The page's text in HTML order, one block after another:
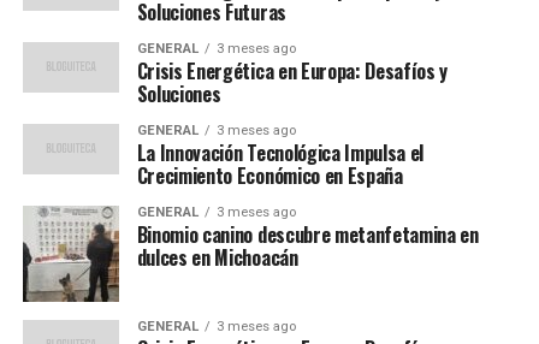
un plan más amplio para combatir el cambio climático y
cumplir con los compromisos del Acuerdo de París.
La ministra de Transición Ecológica, Teresa Ribera,
afirmó durante la conferencia que “la innovación es
clave para acelerar la transición energética”. Aseguró
que el gobierno está comprometido a invertir en
investigación y desarrollo para mantener el ritmo con
los avances tecnológicos globales.
Opiniones de Expertos
Soluciones Futuras
GENERAL 3 meses ago
Crisis Energética en Europa: Desafíos y
Soluciones
GENERAL 3 meses ago
La Innovación Tecnológica Impulsa el
Crecimiento Económico en España
GENERAL 3 meses ago
Binomio canino descubre metanfetamina en
dulces en Michoacán
GENERAL 3 meses ago